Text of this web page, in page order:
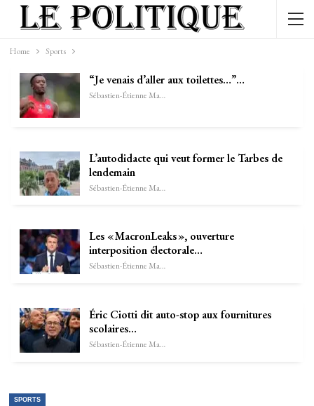
Home Sports
“Je venais d’aller aux toilettes…”…
Sébastien-Étienne Marechal
L’autodidacte qui veut former le Tarbes de
lendemain
Sébastien-Étienne Marechal
Les « MacronLeaks », ouverture
interposition électorale…
Sébastien-Étienne Marechal
Éric Ciotti dit auto-stop aux fournitures
scolaires…
Sébastien-Étienne Marechal
SPORTS